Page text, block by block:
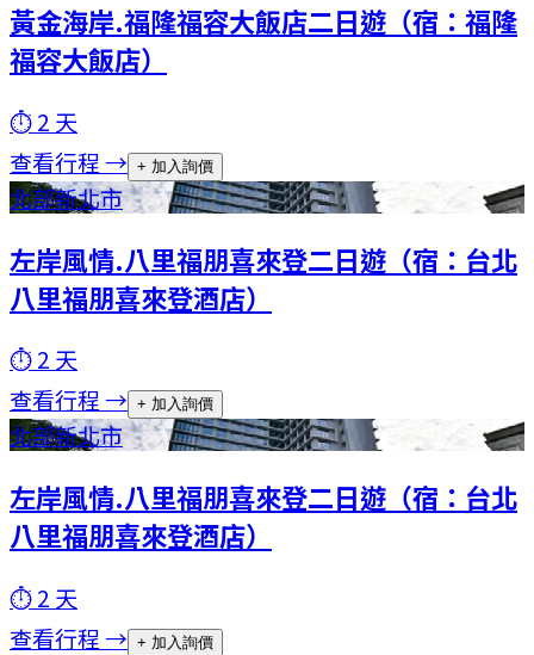
黃金海岸.福隆福容大飯店二日遊（宿：福隆
福容大飯店）
⏱2 天
查看行程 → + 加入詢價
北部新北市
左岸風情.八里福朋喜來登二日遊（宿：台北
八里福朋喜來登酒店）
⏱2 天
查看行程 → + 加入詢價
北部新北市
左岸風情.八里福朋喜來登二日遊（宿：台北
八里福朋喜來登酒店）
⏱2 天
查看行程 → + 加入詢價